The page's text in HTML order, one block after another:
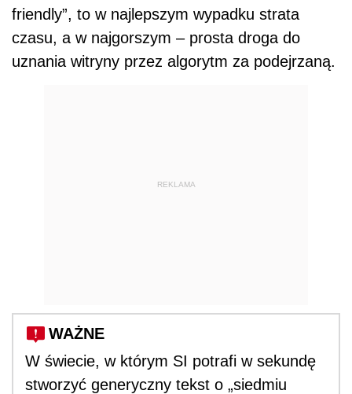
friendly”, to w najlepszym wypadku strata
czasu, a w najgorszym – prosta droga do
uznania witryny przez algorytm za podejrzaną.
REKLAMA
WAŻNE
W świecie, w którym SI potrafi w sekundę
stworzyć generyczny tekst o „siedmiu